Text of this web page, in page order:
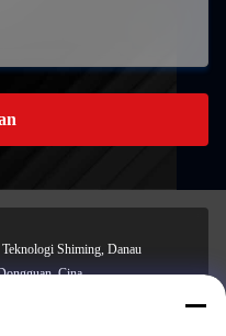
Shiming, Danau
Cina